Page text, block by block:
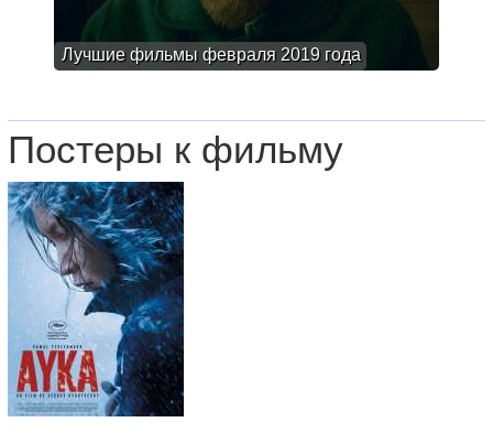
Лучшие фильмы февраля 2019 года
Постеры к фильму